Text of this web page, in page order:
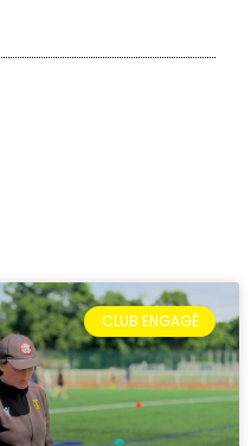
CLUB ENGAGÉ